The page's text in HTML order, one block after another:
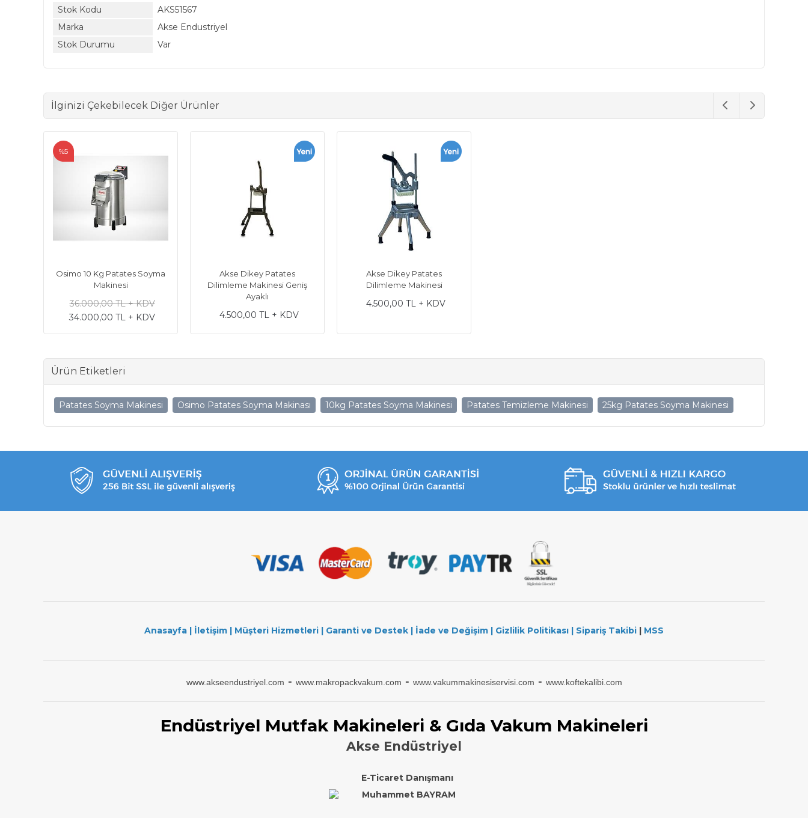
Stok Kodu
AKS51567
Marka
Akse Endustriyel
Stok Durumu
Var
İlginizi Çekebilecek Diğer Ürünler
Osimo 10 Kg Patates Soyma
Makinesi
36.000,00 TL + KDV
34.000,00 TL + KDV
%5
Akse Dikey Patates
Dilimleme Makinesi Geniş
Ayaklı
4.500,00 TL + KDV
Akse Dikey Patates
Dilimleme Makinesi
4.500,00 TL + KDV
Ürün Etiketleri
Patates Soyma Makinesi Osimo Patates Soyma Makinası 10kg Patates Soyma Makinesi Patates Temizleme Makinesi 25kg Patates Soyma Makinesi
Anasayfa | İletişim | Müşteri Hizmetleri | Garanti ve Destek | İade ve Değişim | Gizlilik Politikası | Sipariş Takibi | MSS
www.akseendustriyel.com - www.makropackvakum.com - www.vakummakinesiservisi.com - www.koftekalibi.com
Endüstriyel Mutfak Makineleri & Gıda Vakum Makineleri
Akse Endüstriyel
E-Ticaret Danışmanı